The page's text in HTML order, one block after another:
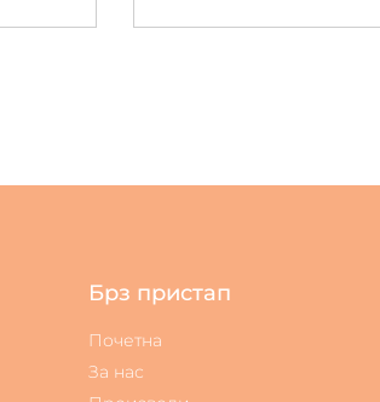
Брз пристап
Почетна
За нас